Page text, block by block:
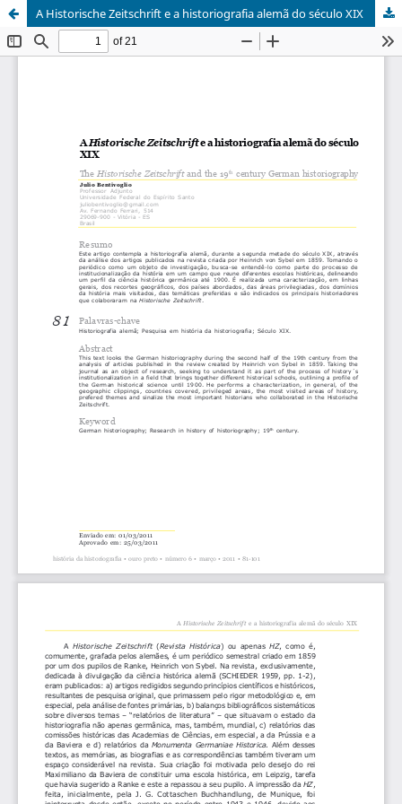
A Historische Zeitschrift e a historiografia alemã do século XIX